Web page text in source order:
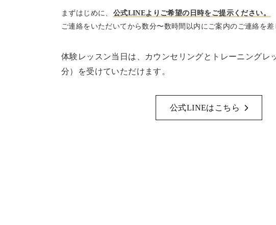
まずはじめに、 公式LINEよりご希望の日時をご提示ください。
ご連絡をいただいてから数分〜数時間以内にご案内のご連絡を差
体験レッスン当日は、カウンセリングとトレーニングレ
分）を受けていただけます。
公式LINEはこちら